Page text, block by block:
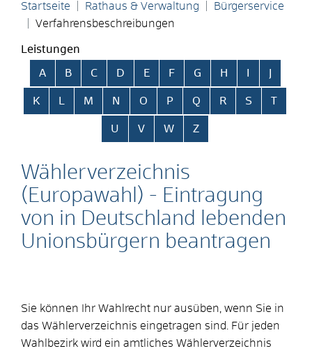
Startseite Rathaus & Verwaltung
Bürgerservice
Verfahrensbeschreibungen
Leistungen
Alphabetisches Register überspringen
A B C D E F G H
K L M N O P Q R S T
U V W Z
Wählerverzeichnis
(Europawahl) - Eintragung
von in Deutschland lebenden
Unionsbürgern beantragen
Sie können Ihr Wahlrecht nur ausüben, wenn Sie in
das Wählerverzeichnis eingetragen sind.
Für jeden
Wahlbezirk wird ein amtliches Wählerverzeichnis